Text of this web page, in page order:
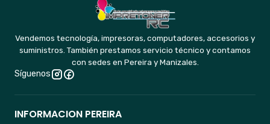
Vendemos tecnología, impresoras, computadores, accesorios y
suministros. También prestamos servicio técnico y contamos
con sedes en Pereira y Manizales.
Síguenos
INFORMACION PEREIRA